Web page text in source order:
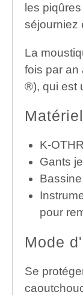
les
séjourniez
La
fois par an
®), qui est
K-
Gants
pour
Mode
Se